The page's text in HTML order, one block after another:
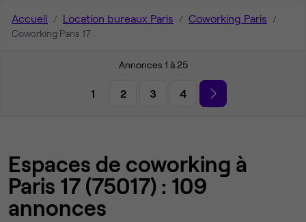
Accueil Location bureaux Paris Coworking Paris
Coworking Paris 17
Annonces 1 à 25
1 2 3 4
Espaces de coworking à
Paris 17 (75017) : 109
annonces